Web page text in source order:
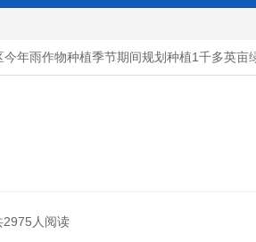
雨作物种植季节期间规划种植1千多英亩绿豆
2975人阅读